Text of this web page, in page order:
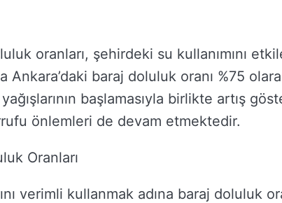
oranları, şehirdeki su kullanımını
Ankara’daki baraj doluluk oranı %75
başlamasıyla birlikte artış
önlemleri de devam etmektedir.
Oranları
verimli kullanmak adına baraj doluluk